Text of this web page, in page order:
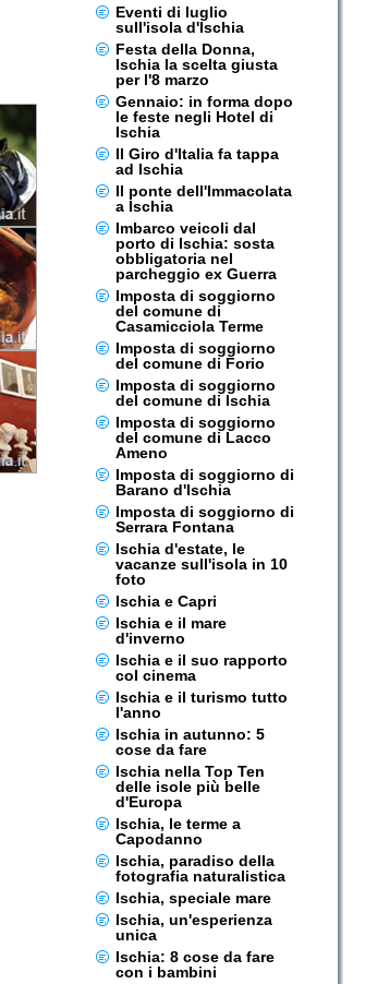
Eventi di luglio
sull'isola d'Ischia
Festa della Donna,
Ischia la scelta giusta
per l'8 marzo
Gennaio: in forma dopo
le feste negli Hotel di
Ischia
Il Giro d'Italia fa tappa
ad Ischia
Il ponte dell'Immacolata
a Ischia
Imbarco veicoli dal
porto di Ischia: sosta
obbligatoria nel
parcheggio ex Guerra
Imposta di soggiorno
del comune di
Casamicciola Terme
Imposta di soggiorno
del comune di Forio
Imposta di soggiorno
del comune di Ischia
Imposta di soggiorno
del comune di Lacco
Ameno
Imposta di soggiorno di
Barano d'Ischia
Imposta di soggiorno di
Serrara Fontana
Ischia d'estate, le
vacanze sull'isola in 10
foto
Ischia e Capri
Ischia e il mare
d'inverno
Ischia e il suo rapporto
col cinema
Ischia e il turismo tutto
l'anno
Ischia in autunno: 5
cose da fare
Ischia nella Top Ten
delle isole più belle
d'Europa
Ischia, le terme a
Capodanno
Ischia, paradiso della
fotografia naturalistica
Ischia, speciale mare
Ischia, un'esperienza
unica
Ischia: 8 cose da fare
con i bambini